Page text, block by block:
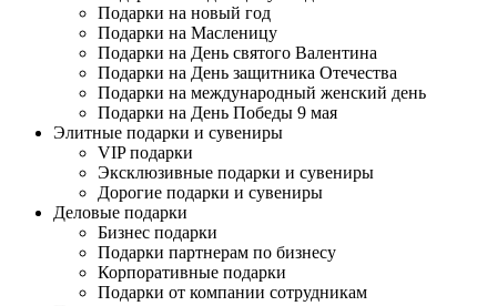
Подарки на новый год
Подарки на Масленицу
Подарки на День святого Валентина
Подарки на День защитника Отечества
Подарки на международный женский день
Подарки на День Победы 9 мая
Элитные подарки и сувениры
VIP подарки
Эксклюзивные подарки и сувениры
Дорогие подарки и сувениры
Деловые подарки
Бизнес подарки
Подарки партнерам по бизнесу
Корпоративные подарки
Подарки от компании сотрудникам